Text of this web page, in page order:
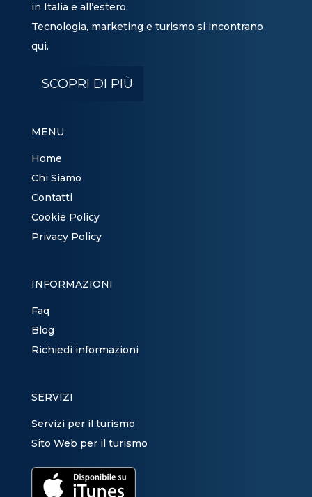
in Italia e all’estero.
Tecnologia, marketing e turismo si incontrano
qui.
SCOPRI DI PIÙ
MENU
Home
Chi Siamo
Contatti
Cookie Policy
Privacy Policy
INFORMAZIONI
Faq
Blog
Richiedi informazioni
SERVIZI
Servizi per il turismo
Sito Web per il turismo